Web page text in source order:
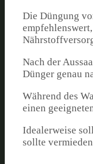
Die Düngung
Nach der
Dünger genau
Während des
einen
Idealerweise
sollte